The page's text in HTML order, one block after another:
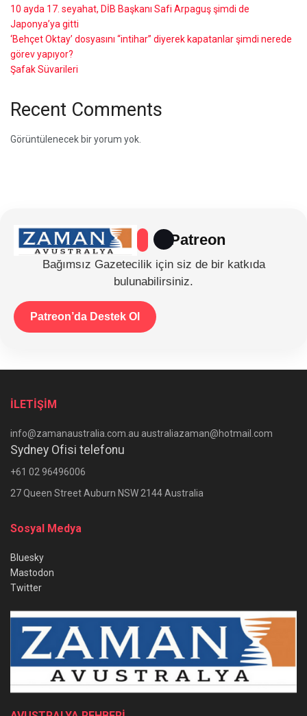
10 ayda 17. seyahat, DİB Başkanı Safi Arpaguş şimdi de
Japonya’ya gitti
‘Behçet Oktay’ dosyasını “intihar” diyerek kapatanlar şimdi nerede
görev yapıyor?
Şafak Süvarileri
Recent Comments
Görüntülenecek bir yorum yok.
Patreon
Bağımsız Gazetecilik için siz de bir katkıda
bulunabilirsiniz.
Patreon’da Destek Ol
İLETİŞİM
info@zamanaustralia.com.au australiazaman@hotmail.com
Sydney Ofisi telefonu
+61 02 96496006
27 Queen Street Auburn NSW 2144 Australia
Sosyal Medya
Bluesky
Mastodon
Twitter